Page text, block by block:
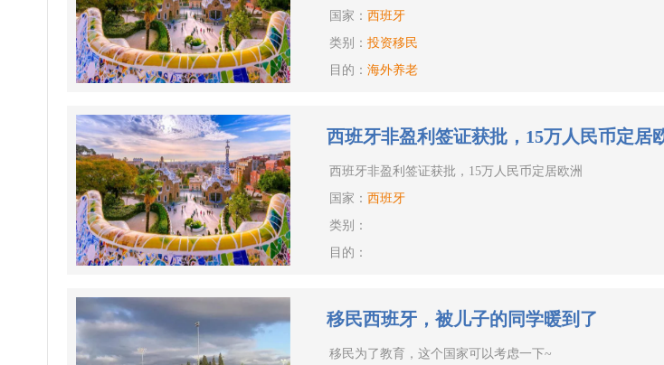
国家： 西班牙
类别： 投资移民
目的： 海外养老
西班牙非盈利签证获批，15万人民币定居
西班牙非盈利签证获批，15万人民币定居欧洲
国家： 西班牙
类别：
目的：
移民西班牙，被儿子的同学暖到了
移民为了教育，这个国家可以考虑一下~